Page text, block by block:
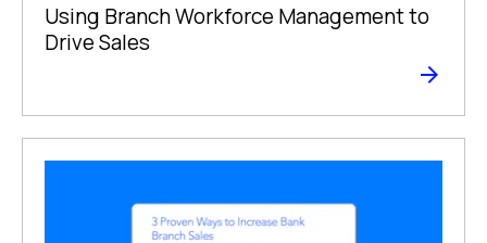
Using Branch Workforce Management to
Drive Sales